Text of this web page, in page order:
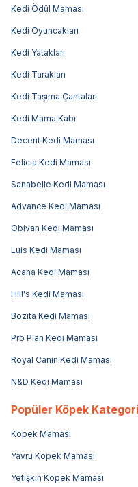
Kedi Ödül Maması
Kedi Oyuncakları
Kedi Yatakları
Kedi Tarakları
Kedi Taşıma Çantaları
Kedi Mama Kabı
Decent Kedi Maması
Felicia Kedi Maması
Sanabelle Kedi Maması
Advance Kedi Maması
Obivan Kedi Maması
Luis Kedi Maması
Acana Kedi Maması
Hill's Kedi Maması
Bozita Kedi Maması
Pro Plan Kedi Maması
Royal Canin Kedi Maması
N&D Kedi Maması
Popüler Köpek
Köpek Maması
Yavru Köpek Maması
Yetişkin Köpek Maması